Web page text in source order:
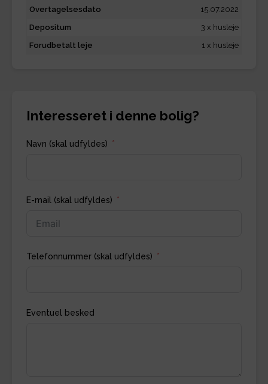
Overtagelsesdato
15.07.2022
Depositum
3 x husleje
Forudbetalt leje
1 x husleje
Interesseret i denne bolig?
Navn (skal udfyldes)
E-mail (skal udfyldes)
Telefonnummer (skal udfyldes)
Eventuel besked